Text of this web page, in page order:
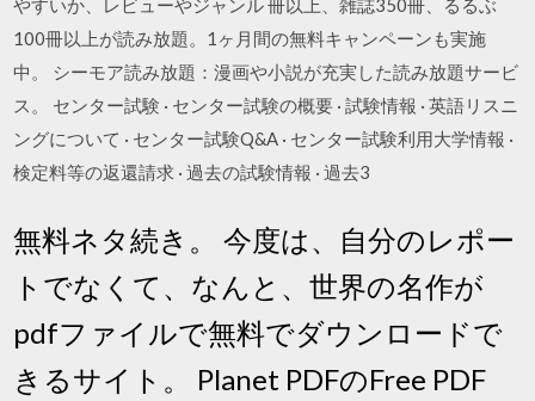
やすいか、レビューやジャンル 冊以上、雑誌350冊、るるぶ
100冊以上が読み放題。1ヶ月間の無料キャンペーンも実施
中。 シーモア読み放題：漫画や小説が充実した読み放題サービ
ス。 センター試験 · センター試験の概要 · 試験情報 · 英語リスニ
ングについて · センター試験Q&A · センター試験利用大学情報 ·
検定料等の返還請求 · 過去の試験情報 · 過去3
無料ネタ続き。 今度は、自分のレポー
トでなくて、なんと、世界の名作が
pdfファイルで無料でダウンロードで
きるサイト。 Planet PDFのFree PDF